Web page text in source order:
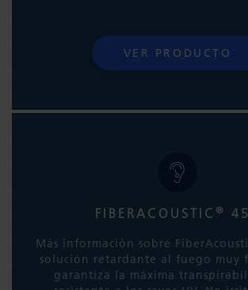
VER PRODUCTO
FIBERACOUSTIC ®
Más información sobre
solución retardante al fuego muy
garantiza la máxima